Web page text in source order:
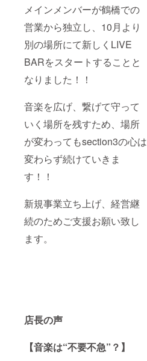
メインメンバーが鶴橋での
営業から独立し、10月より
別の場所にて新しくLIVE
BARをスタートすることと
なりました！！
音楽を広げ、繋げて守って
いく場所を残すため、場所
が変わってもsection3の心は
変わらず続けていきま
す！！
新規事業立ち上げ、経営継
続のためご支援お願い致し
ます。
店長の声
【音楽は“不要不急”？】